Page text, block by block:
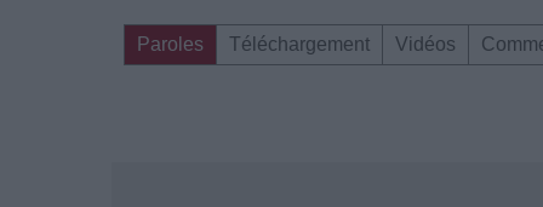
Paroles Téléchargement Vidéos